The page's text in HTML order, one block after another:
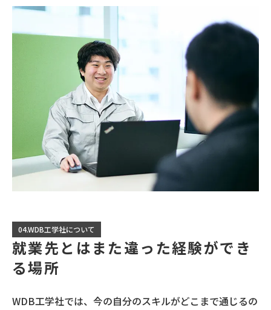
04.WDB工学社について
就業先とはまた違った経験ができ
る場所
WDB工学社では、今の自分のスキルがどこまで通じるの